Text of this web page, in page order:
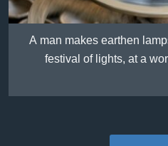
A man makes earthen
festival of lights, at a